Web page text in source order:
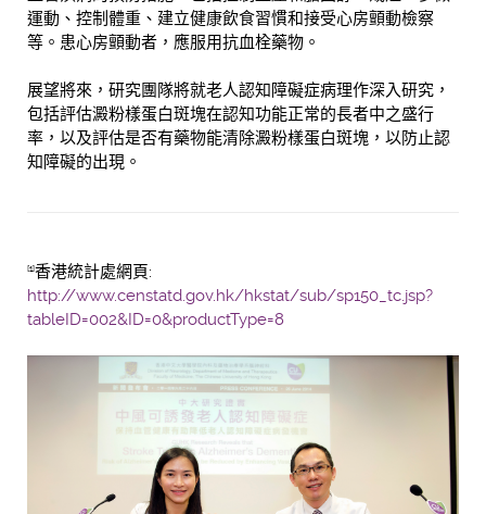
運動、控制體重、建立健康飲食習慣和接受心房顫動檢察
等。患心房顫動者，應服用抗血栓藥物。
展望將來，研究團隊將就老人認知障礙症病理作深入研究，
包括評估澱粉樣蛋白斑塊在認知功能正常的長者中之盛行
率，以及評估是否有藥物能清除澱粉樣蛋白斑塊，以防止認
知障礙的出現。
[1]香港統計處網頁:
http://www.censtatd.gov.hk/hkstat/sub/sp150_tc.jsp?
tableID=002&ID=0&productType=8